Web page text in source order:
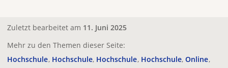
Zuletzt bearbeitet am 11. Juni 2025
Mehr zu den Themen dieser Seite:
Hochschule Hochschule Hochschule Hochschule Online